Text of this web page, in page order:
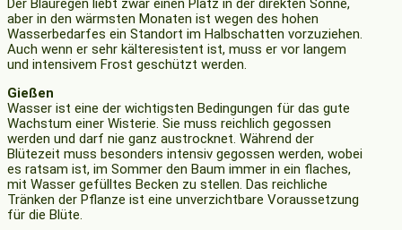
Der Blauregen liebt zwar einen Platz in der direkten Sonne,
aber in den wärmsten Monaten ist wegen des hohen
Wasserbedarfes ein Standort im Halbschatten vorzuziehen.
Auch wenn er sehr kälteresistent ist, muss er vor langem
und intensivem Frost geschützt werden.
Gießen
Wasser ist eine der wichtigsten Bedingungen für das gute
Wachstum einer Wisterie. Sie muss reichlich gegossen
werden und darf nie ganz austrocknet. Während der
Blütezeit muss besonders intensiv gegossen werden, wobei
es ratsam ist, im Sommer den Baum immer in ein flaches,
mit Wasser gefülltes Becken zu stellen. Das reichliche
Tränken der Pflanze ist eine unverzichtbare Voraussetzung
für die Blüte.